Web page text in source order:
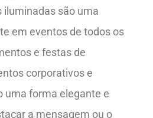
iluminadas são uma
em eventos de todos os
e festas de
corporativos e
uma forma elegante e
a mensagem ou o